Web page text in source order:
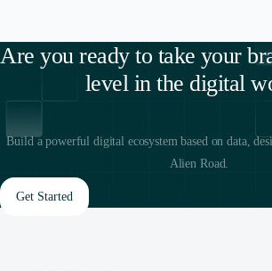
Are you ready to take your
level in the digital
Build a powerful digital ecosystem based on data,
Alien Road.
Get Started